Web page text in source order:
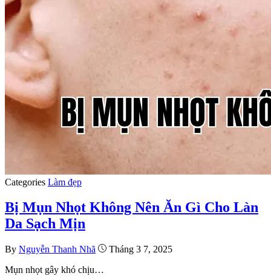
Categories Làm đẹp
Bị Mụn Nhọt Không Nên Ăn Gì Cho Làn
Da Sạch Mịn
By Nguyễn Thanh Nhã
Tháng 3 7, 2025
Mụn nhọt gây khó chịu…